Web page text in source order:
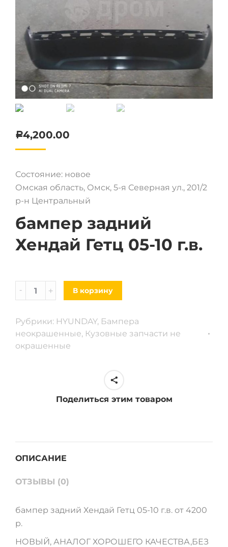
Р4,200.00
Состояние: новое
Омская область, Омск, 5-я Северная ул., 201/2
р-н Центральный
бампер задний
Хендай Гетц 05-10 г.в.
Бампер
задний
Getz
В корзину
Рубрики: HYUNDAY, Бампера
неокрашенные, Кузовные запчасти не
окрашенные
Поделиться этим товаром
ОПИСАНИЕ
ОТЗЫВЫ (0)
бампер задний Хендай Гетц 05-10 г.в. от 4200
р.
НОВЫЙ, АНАЛОГ ХОРОШЕГО КАЧЕСТВА,БЕЗ